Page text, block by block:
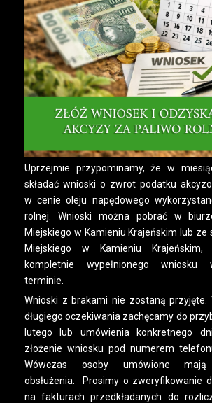
Uprzejmie przypominamy, że w
składać wnioski o zwrot podatku
w cenie oleju napędowego
rolnej. Wnioski można pobrać w
Miejskiego w Kamieniu Krajeńskim lub ze
Miejskiego w Kamieniu Krajeńskim,
kompletnie wypełnionego wniosku
terminie.
Wnioski z brakami nie zostaną przyjęte.
długiego oczekiwania zachęcamy do
lutego lub umówienia konkretnego
złożenie wniosku pod numerem
Wówczas osoby umówione mają
obsłużenia. Prosimy o zweryfikowanie
na fakturach przedkładanych do